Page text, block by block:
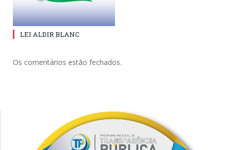
LEI ALDIR BLANC
Os comentários estão fechados.